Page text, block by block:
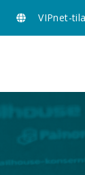
VIPnet-